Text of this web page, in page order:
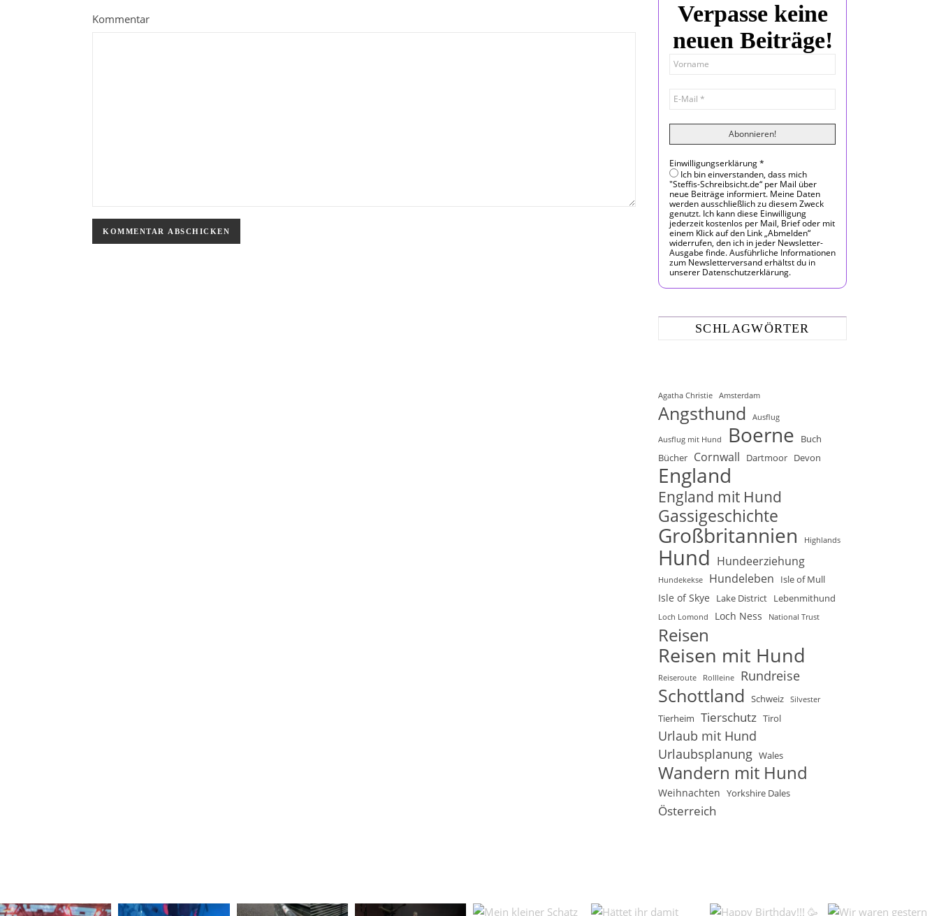
Kommentar
Verpasse keine
neuen Beiträge!
Einwilligungserklärung*
Ich bin einverstanden, dass mich
"Steffis-Schreibsicht.de“ per Mail über
neue Beiträge informiert. Meine Daten
werden ausschließlich zu diesem Zweck
genutzt. Ich kann diese Einwilligung
jederzeit kostenlos per Mail, Brief oder mit
einem Klick auf den Link „Abmelden“
widerrufen, den ich in jeder Newsletter-
Ausgabe finde. Ausführliche Informationen
zum Newsletterversand erhältst du in
unserer Datenschutzerklärung.
SCHLAGWÖRTER
Agatha Christie Amsterdam
Angsthund Ausflug
Ausflug mit Hund Boerne
Buch
Bücher Cornwall Dartmoor Devon
England
England mit Hund
Gassigeschichte
Großbritannien Highlands
Hund Hundeerziehung
Hundekekse Hundeleben Isle of Mull
Isle of Skye Lake District Lebenmithund
Loch Lomond Loch Ness National Trust
Reisen
Reisen mit Hund
Reiseroute Rollleine Rundreise
Schottland Schweiz Silvester
Tierheim Tierschutz Tirol
Urlaub mit Hund
Urlaubsplanung Wales
Wandern mit Hund
Weihnachten Yorkshire Dales
Österreich